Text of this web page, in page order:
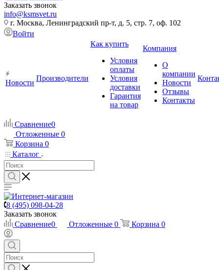
Заказать звонок
info@ksmsvet.ru
г. Москва, Ленинградский пр-т, д. 5, стр. 7, оф. 102
Войти
Новости
Производители
Как купить
Условия
оплаты
Условия
доставки
Гарантия
на товар
Компания
О
компании
Новости
Отзывы
Контакты
Сравнение0
Отложенные 0
Корзина 0
Каталог
8 (495) 098-04-28
Заказать звонок
Сравнение0 Отложенные 0 Корзина 0